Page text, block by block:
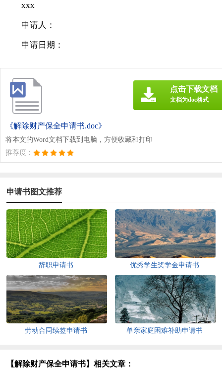
xxx
申请人：
申请日期：
《解除财产保全申请书.doc》
将本文的Word文档下载到电脑，方便收藏和打印
推荐度：
点击下载文档
文档为doc格式
申请书图文推荐
辞职申请书 优秀学生奖学金申请书
劳动合同续签申请书 单亲家庭困难补助申请书
【解除财产保全申请书】相关文章：